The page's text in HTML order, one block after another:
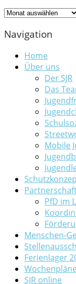
Archiv
Navigation
Home
Über uns
Der SJR
Das
Mobile
PfD im
Menschen-
Ferienlager
Wochenpläne
SJR online